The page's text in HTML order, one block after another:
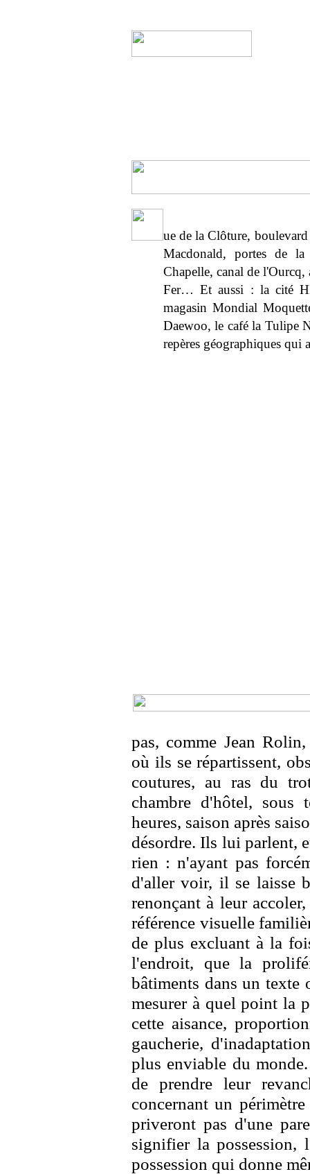
ue de la Clôture,
Macdonald, portes de
Chapelle, canal de
Fer… Et aussi : la cité
magasin Mondial
Daewoo, le café la Tulipe
repères géographiques qui
pas, comme Jean Rolin,
où ils se répartissent,
coutures, au ras du
chambre d'hôtel, sous
heures, saison après
désordre. Ils lui parlent,
rien : n'ayant pas
d'aller voir, il se laisse
renonçant à leur
référence visuelle
de plus excluant à la
l'endroit, que la
bâtiments dans un
mesurer à quel point la
cette aisance,
gaucherie,
plus enviable du
de prendre leur
concernant un
priveront pas d'une
signifier la possession,
possession qui donne